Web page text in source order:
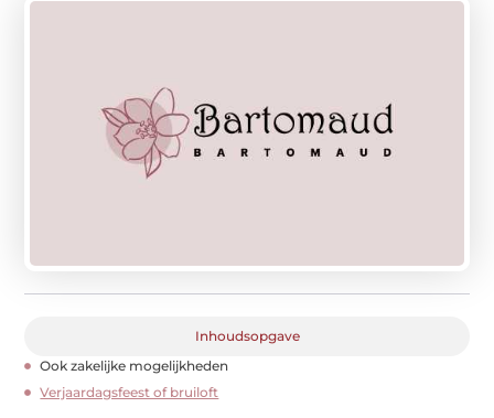
Inhoudsopgave
Ook zakelijke mogelijkheden
Verjaardagsfeest of bruiloft